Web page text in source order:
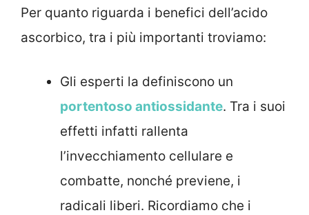
Per quanto riguarda i benefici dell’acido
ascorbico, tra i più importanti troviamo:
Gli esperti la definiscono un
portentoso antiossidante. Tra i suoi
effetti infatti rallenta
l’invecchiamento cellulare e
combatte, nonché previene, i
radicali liberi. Ricordiamo che i